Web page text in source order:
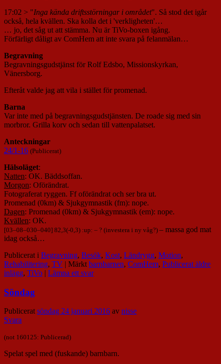
17:02 > "Inga kända driftsstörningar i området". Så stod det igår
också, hela kvällen. Ska kolla det i 'verkligheten'…
… jo, det såg ut att stämma. Nu är TiVo-boxen igång.
Förfärligt dåligt av ComHem att inte svara på felanmälan…
Begravning
Begravningsgudstjänst för Rolf Edsbo, Missionskyrkan,
Vänersborg.
Efteråt valde jag att vila i stället för promenad.
Barna
Var inte med på begravningsgudstjänsten. De roade sig med sin
morbror. Grilla korv och sedan till vattenpalatset.
Anteckningar
24/1-16 (Publicerat)
Hälsoläget:
Natten: OK. Bäddsoffan.
Morgon: Oförändrat.
Fotograferat ryggen. Ff oförändrat och ser bra ut.
Promenad (0km) & Sjukgymnastik (fm): nope.
Dagen: Promenad (0km) & Sjukgymnastik (em): nope.
Kvällen: OK.
[03–08–030–040] 82,3(-0,3) :up: – ? (investera i ny våg?) – massa god mat
idag också…
Publicerat i Begravning, Besök, Kost, Ländrygg, Motion,
Rehabilitering, TV | Märkt barnbarnen, ComHem, Publicerat äldre
inlägg, TiVo | Lämna ett svar
Söndag
Publicerat söndag 24 januari 2016 av nisse
Svara
(not 160125: Publicerad)
Spelat spel med (fuskande) barnbarn.